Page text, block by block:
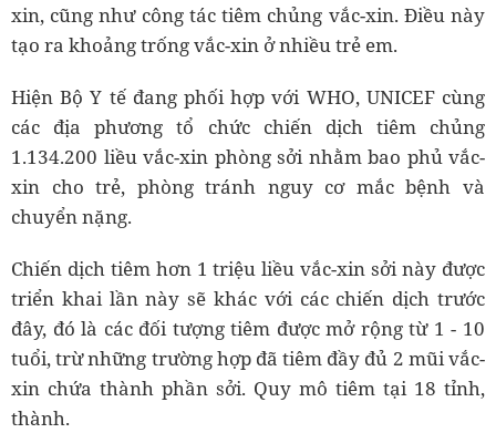
xin, cũng như công tác tiêm chủng vắc-xin. Điều này
tạo ra khoảng trống vắc-xin ở nhiều trẻ em.
Hiện Bộ Y tế đang phối hợp với WHO, UNICEF cùng
các địa phương tổ chức chiến dịch tiêm chủng
1.134.200 liều vắc-xin phòng sởi nhằm bao phủ vắc-
xin cho trẻ, phòng tránh nguy cơ mắc bệnh và
chuyển nặng.
Chiến dịch tiêm hơn 1 triệu liều vắc-xin sởi này được
triển khai lần này sẽ khác với các chiến dịch trước
đây, đó là các đối tượng tiêm được mở rộng từ 1 - 10
tuổi, trừ những trường hợp đã tiêm đầy đủ 2 mũi vắc-
xin chứa thành phần sởi. Quy mô tiêm tại 18 tỉnh,
thành.